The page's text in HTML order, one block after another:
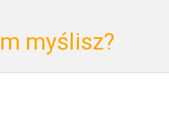
myślisz?